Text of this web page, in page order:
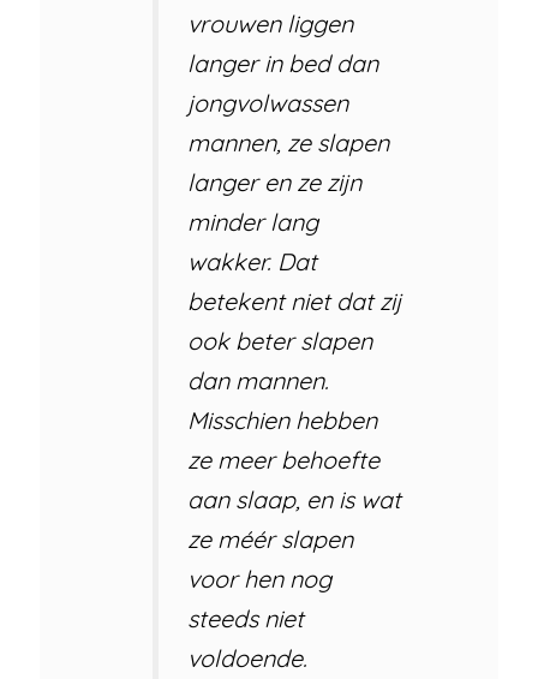
vrouwen liggen
langer in bed dan
jongvolwassen
mannen, ze slapen
langer en ze zijn
minder lang
wakker. Dat
betekent niet dat zij
ook beter slapen
dan mannen.
Misschien hebben
ze meer behoefte
aan slaap, en is wat
ze méér slapen
voor hen nog
steeds niet
voldoende.